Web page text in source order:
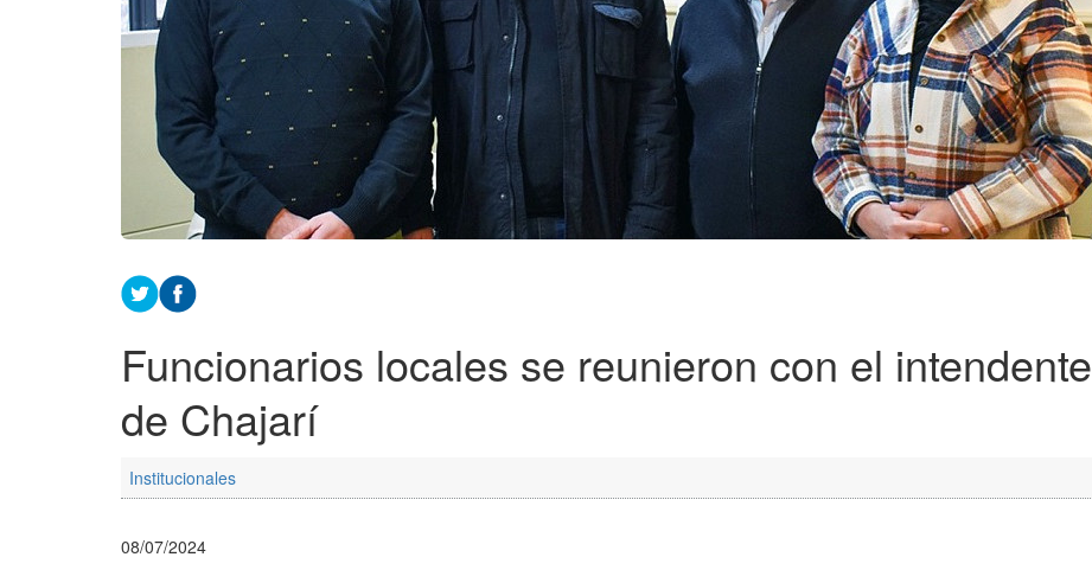
Funcionarios locales se reunieron con el intendente
de Chajarí
Institucionales
08/07/2024